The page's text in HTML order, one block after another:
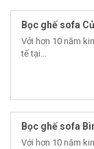
Bọc ghế sofa
Với hơn 10 năm
tế tại...
Bọc ghế sofa
Với hơn 10 năm